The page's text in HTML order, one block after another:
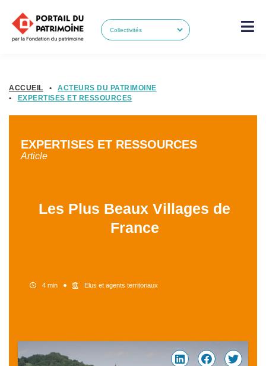
ACCUEIL •
ACTEURS DU PATRIMOINE
•
EXPERTISES ET RESSOURCES
EXPERTISES ET RESSOURCES
Article
Les Plus Beaux Villages de
France
4 min Elus et agents territoriaux